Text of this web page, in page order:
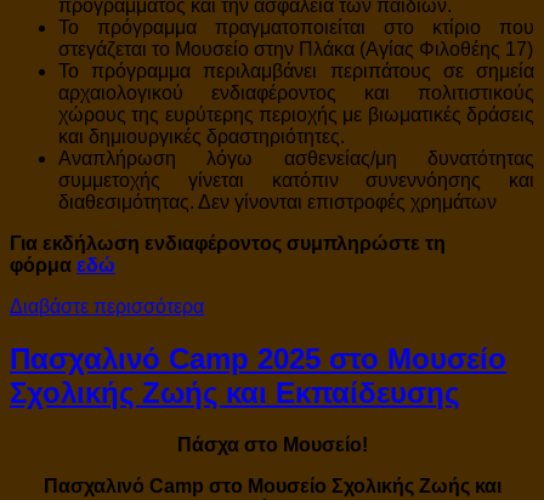
προγράμματος και την ασφάλεια των παιδιών.
Το πρόγραμμα πραγματοποιείται στο κτίριο που
στεγάζεται το Mουσείο στην Πλάκα (Αγίας Φιλοθέης 17)
Το πρόγραμμα περιλαμβάνει περιπάτους σε σημεία
αρχαιολογικού ενδιαφέροντος και πολιτιστικούς
χώρους της ευρύτερης περιοχής με βιωματικές δράσεις
και δημιουργικές δραστηριότητες.
Aναπλήρωση λόγω ασθενείας/μη δυνατότητας
συμμετοχής γίνεται κατόπιν συνεννόησης και
διαθεσιμότητας. Δεν γίνονται επιστροφές χρημάτων
Για εκδήλωση ενδιαφέροντος συμπληρώστε τη
φόρμα εδώ
Διαβάστε περισσότερα
Πασχαλινό Camp 2025 στο Μουσείο
Σχολικής Ζωής και Εκπαίδευσης
Πάσχα στο Μουσείο!
Πασχαλινό Camp στο Μουσείο Σχολικής Ζωής και